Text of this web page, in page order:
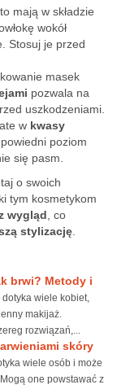
mają w składzie
wokół
Stosuj je przed
masek
pozwala na
uszkodzeniami.
w kwasy
poziom
się pasm.
o swoich
tym kosmetykom
wygląd , co
stylizację
brwi? Metody i
dotyka wiele kobiet,
makijaż.
rozwiązań,...
skóry
wiele osób i może
one powstawać z